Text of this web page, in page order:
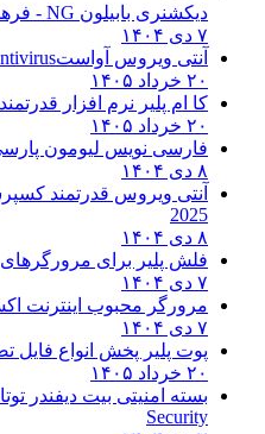
دیکشنری بابیلون NG - فرهنگ لغت کامپیوتر
۷ دی ۱۴۰۴
آنتی ویروس آواست
۲۰ خرداد ۱۴۰۵
کا ام پلیر نرم افزار
۲۰ خرداد ۱۴۰۵
فارسی نویس لیومون
۸ دی ۱۴۰۴
آنتی ویروس قدرتمند
2025
۸ دی ۱۴۰۴
فلش پلیر برای
۷ دی ۱۴۰۴
مرورگر محبوب اینترنت
۷ دی ۱۴۰۴
پوت پلیر پخش انواع فایل
۲۰ خرداد ۱۴۰۵
بسته امنیتی بیت دیفندر
Security